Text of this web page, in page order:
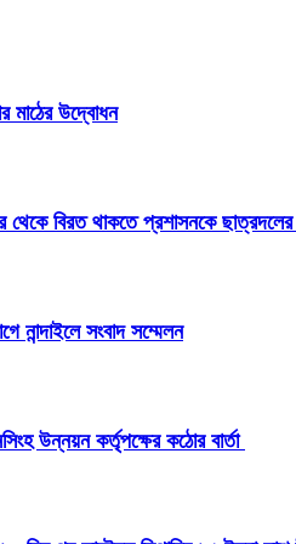
মাঠের উদ্বোধন
থেকে বিরত থাকতে প্রশাসনকে
নান্দাইলে সংবাদ সম্মেলন
উন্নয়ন কর্তৃপক্ষের কঠোর বার্তা